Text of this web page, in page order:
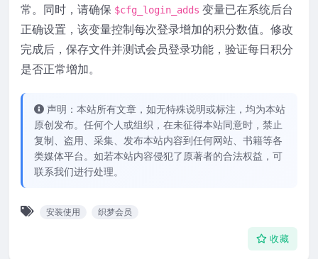
常。同时，请确保 $cfg_login_adds 变量已在系统后台
正确设置，该变量控制每次登录增加的积分数值。修改
完成后，保存文件并测试会员登录功能，验证每日积分
是否正常增加。
声明：本站所有文章，如无特殊说明或标注，均为本站
原创发布。任何个人或组织，在未征得本站同意时，禁止
复制、盗用、采集、发布本站内容到任何网站、书籍等各
类媒体平台。如若本站内容侵犯了原著者的合法权益，可
联系我们进行处理。
安装使用 织梦会员
收藏